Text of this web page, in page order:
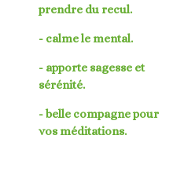
prendre du recul.
- calme le mental.
- apporte sagesse et
sérénité.
- belle compagne pour
vos méditations.